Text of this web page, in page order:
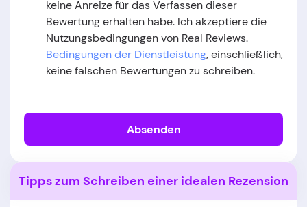
keine Anreize für das Verfassen dieser
Bewertung erhalten habe. Ich akzeptiere die
Nutzungsbedingungen von Real Reviews.
Bedingungen der Dienstleistung, einschließlich,
keine falschen Bewertungen zu schreiben.
Absenden
Tipps zum Schreiben einer idealen Rezension